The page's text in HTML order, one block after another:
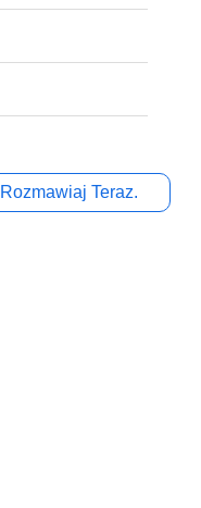
Rozmawiaj Teraz.